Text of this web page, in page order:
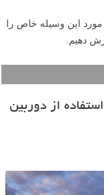
مورد این وسیله خاص را
دهیم.
از دوربین